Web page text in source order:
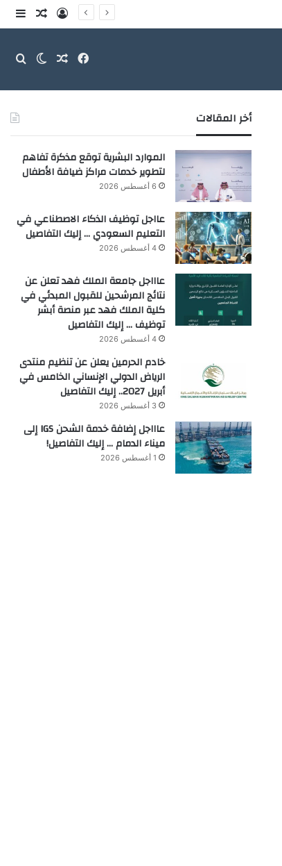
تسجيلمقال
فيسبوك
مقال الوضع
أخر المقالات
الموارد البشرية توقع مذكرة تفاهم
لتطوير خدمات مراكز ضيافة الأطفال
6 أغسطس 2026
عااجل توظيف الذكاء الاصطناعي في
التعليم السعودي … إليك التفاصيل
4 أغسطس 2026
عاااجل جامعة الملك فهد تعلن عن
نتائج المرشحين للقبول المبدئي في
كلية الملك فهد عبر منصة أبشر
توظيف … إليك التفاصيل
4 أغسطس 2026
خادم الحرمين يعلن عن تنظيم منتدى
الرياض الدولي الإنساني الخامس في
أبريل 2027.. إليك التفاصيل
3 أغسطس 2026
عاااجل إضافة خدمة الشحن IGS إلى
ميناء الدمام … إليك التفاصيل!
1 أغسطس 2026